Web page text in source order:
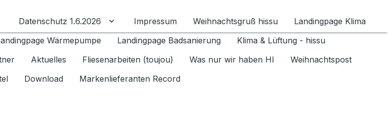
für Ratgeber umschalten
Datenschutz 1.6.2026 Untermenü für Datenschutz 1.6.2026 umschalten
Impressum Weihnachtsgruß hissu
Landingpage Klima
Wärmepumpe Landingpage Badsanierung
Klima & Lüftung - hissu
Aktuelles Fliesenarbeiten (toujou) Was nur wir haben HI
Weihnachtspost
Download Markenlieferanten Record